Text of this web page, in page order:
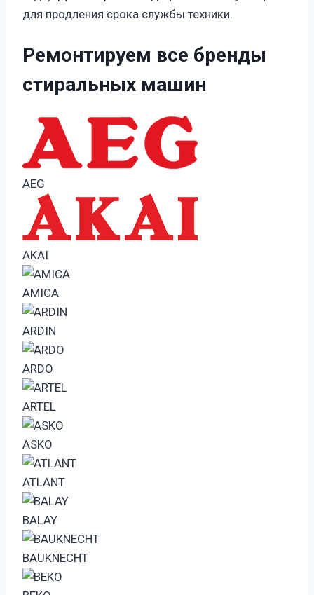
для продления срока службы техники.
Ремонтируем все бренды
стиральных машин
AEG
AKAI
AMICA
ARDIN
ARDO
ARTEL
ASKO
ATLANT
BALAY
BAUKNECHT